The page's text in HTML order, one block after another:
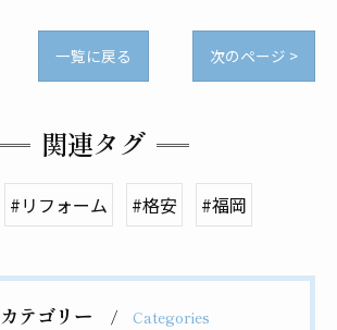
一覧に戻る 次のページ >
関連タグ
#リフォーム #格安 #福岡
カテゴリー Categories